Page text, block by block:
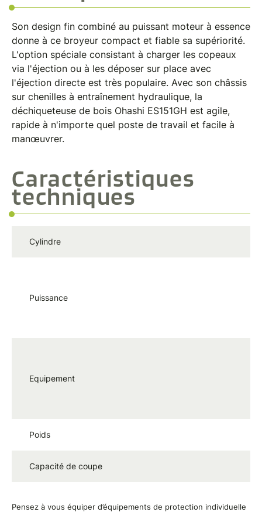
Son design fin combiné au puissant moteur à essence
donne à ce broyeur compact et fiable sa supériorité.
L'option spéciale consistant à charger les copeaux
via l'éjection ou à les déposer sur place avec
l'éjection directe est très populaire. Avec son châssis
sur chenilles à entraînement hydraulique, la
déchiqueteuse de bois Ohashi ES151GH est agile,
rapide à n'importe quel poste de travail et facile à
manœuvrer.
Caractéristiques
techniques
Cylindre
Puissance
Equipement
Poids
Capacité de coupe
Pensez à vous équiper d’équipements de protection individuelle